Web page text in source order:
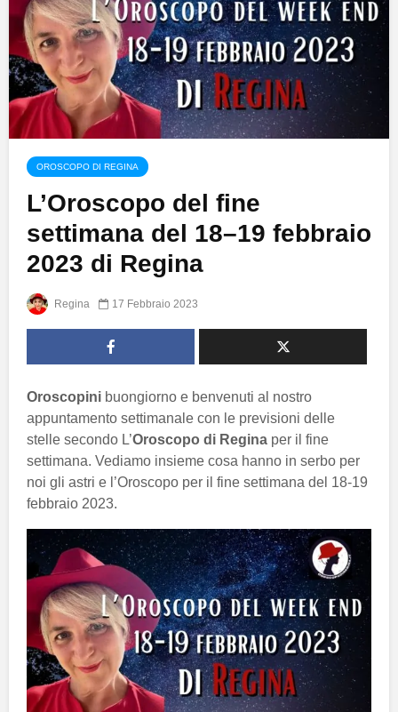
OROSCOPO DI REGINA
L’Oroscopo del fine
settimana del 18–19 febbraio
2023 di Regina
Regina 17 Febbraio 2023
Oroscopini buongiorno e benvenuti al nostro
appuntamento settimanale con le previsioni delle
stelle secondo L’Oroscopo di Regina per il fine
settimana. Vediamo insieme cosa hanno in serbo per
noi gli astri e l’Oroscopo per il fine settimana del 18-19
febbraio 2023.